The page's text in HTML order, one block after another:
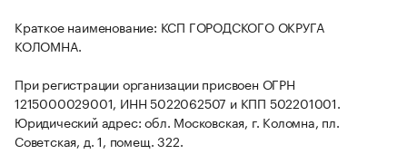
Краткое наименование: КСП ГОРОДСКОГО ОКРУГА
КОЛОМНА.
При регистрации организации присвоен ОГРН
1215000029001, ИНН 5022062507 и КПП 502201001.
Юридический адрес: обл. Московская, г. Коломна, пл.
Советская, д. 1, помещ. 322.